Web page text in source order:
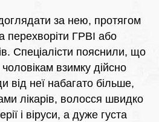
за нею, протягом
перехворіти ГРВІ або
Спеціалісти пояснили, що
взимку дійсно
від неї набагато більше,
лікарів, волосся швидко
і віруси, а дуже густа